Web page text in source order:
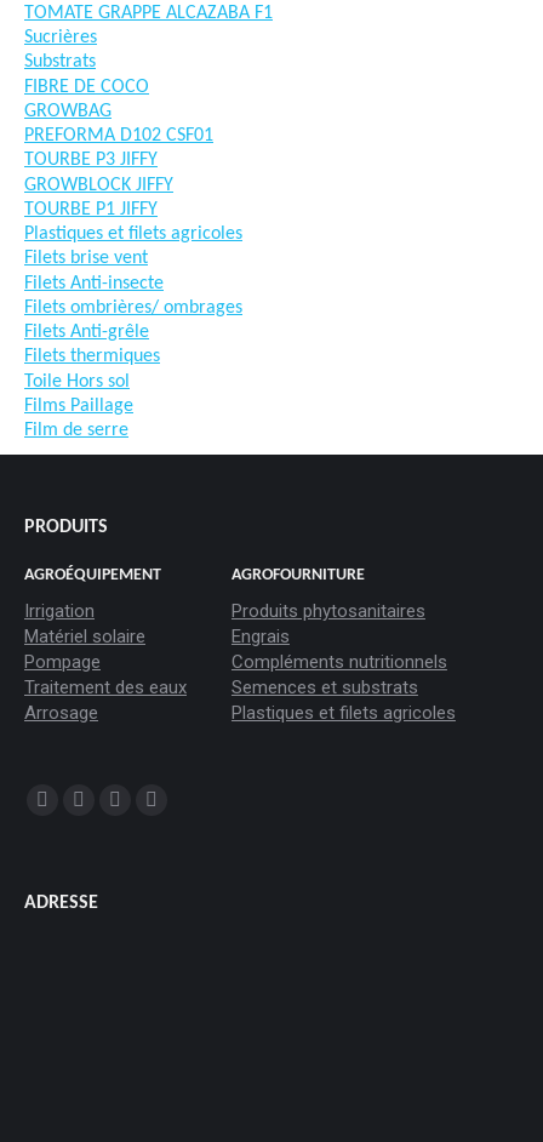
TOMATE GRAPPE ALCAZABA F1
Sucrières
Substrats
FIBRE DE COCO
GROWBAG
PREFORMA D102 CSF01
TOURBE P3 JIFFY
GROWBLOCK JIFFY
TOURBE P1 JIFFY
Plastiques et filets agricoles
Filets brise vent
Filets Anti-insecte
Filets ombrières/ ombrages
Filets Anti-grêle
Filets thermiques
Toile Hors sol
Films Paillage
Film de serre
PRODUITS
AGROÉQUIPEMENT
Irrigation
Matériel solaire
Pompage
Traitement des eaux
Arrosage
AGROFOURNITURE
Produits phytosanitaires
Engrais
Compléments nutritionnels
Semences et substrats
Plastiques et filets agricoles
Trouvez nous sur :
s'ouvres'ouvre
ADRESSE